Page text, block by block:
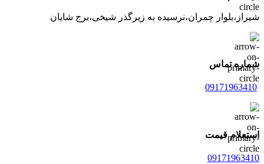
شیراز،بلوار چمران،نرسیده به زیرگذر شیخی،برج شایان
شماره تماس
09171963410
استعلام قیمت
09171963410